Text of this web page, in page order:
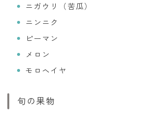
ニガウリ（苦瓜）
ニンニク
ピーマン
メロン
モロヘイヤ
旬の果物